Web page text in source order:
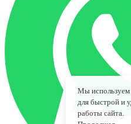
Мы используем
для быстрой и
работы сайта.